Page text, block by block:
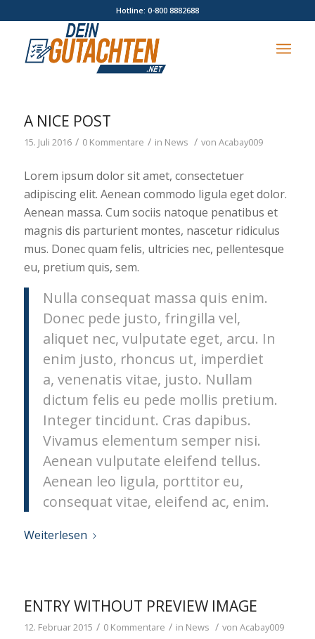
Hotline: 0-800 8882688
A NICE POST
15. Juli 2016 / 0 Kommentare / in News / von Acabay009
Lorem ipsum dolor sit amet, consectetuer
adipiscing elit. Aenean commodo ligula eget dolor.
Aenean massa. Cum sociis natoque penatibus et
magnis dis parturient montes, nascetur ridiculus
mus. Donec quam felis, ultricies nec, pellentesque
eu, pretium quis, sem.
Nulla consequat massa quis enim.
Donec pede justo, fringilla vel,
aliquet nec, vulputate eget, arcu. In
enim justo, rhoncus ut, imperdiet
a, venenatis vitae, justo. Nullam
dictum felis eu pede mollis pretium.
Integer tincidunt. Cras dapibus.
Vivamus elementum semper nisi.
Aenean vulputate eleifend tellus.
Aenean leo ligula, porttitor eu,
consequat vitae, eleifend ac, enim.
Weiterlesen
ENTRY WITHOUT PREVIEW IMAGE
12. Februar 2015 / 0 Kommentare / in News / von Acabay009